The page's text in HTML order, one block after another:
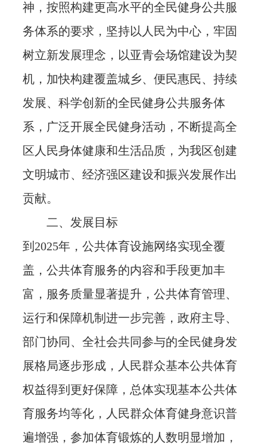
神，按照构建更高水平的全民健身公共服
务体系的要求，坚持以人民为中心，牢固
树立新发展理念，以亚青会场馆建设为契
机，加快构建覆盖城乡、便民惠民、持续
发展、科学创新的全民健身公共服务体
系，广泛开展全民健身活动，不断提高全
区人民身体健康和生活品质，为我区创建
文明城市、经济强区建设和振兴发展作出
贡献。
二、发展目标
到2025年，公共体育设施网络实现全覆
盖，公共体育服务的内容和手段更加丰
富，服务质量显著提升，公共体育管理、
运行和保障机制进一步完善，政府主导、
部门协同、全社会共同参与的全民健身发
展格局逐步形成，人民群众基本公共体育
权益得到更好保障，总体实现基本公共体
育服务均等化，人民群众体育健身意识普
遍增强，参加体育锻炼的人数明显增加，